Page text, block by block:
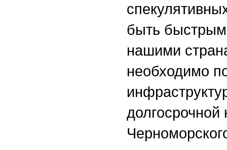
быть
нашими
необходимо
долгосрочной